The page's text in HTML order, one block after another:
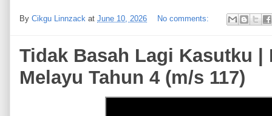
By Cikgu Linnzack at June 10, 2026 No comments:
Tidak Basah Lagi Kasutku |
Melayu Tahun 4 (m/s 117)